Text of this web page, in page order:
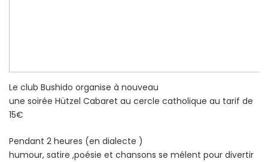
Le club Bushido organise à nouveau
une soirée Hützel Cabaret au cercle catholique au tarif de
15€
Pendant 2 heures (en dialecte )
humour, satire ,poésie et chansons se mélent pour divertir